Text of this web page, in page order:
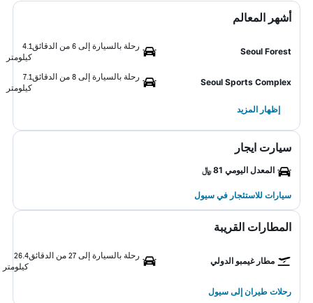
أشهر المعالم
Seoul Forest
رحلة بالسيارة إلى 6 من الدقائق
4.1
كيلومتر
Seoul Sports Complex
رحلة بالسيارة إلى 8 من الدقائق
7.1
كيلومتر
إظهار المزيد
سيارت ايجار
المعدل اليومي 81 ﷼
سيارات للاستئجار في سيول
المطارات القريبة
مطار غيمبو الدولي
رحلة بالسيارة إلى 27 من الدقائق
26.4
كيلومتر
رحلات طيران إلى سيول